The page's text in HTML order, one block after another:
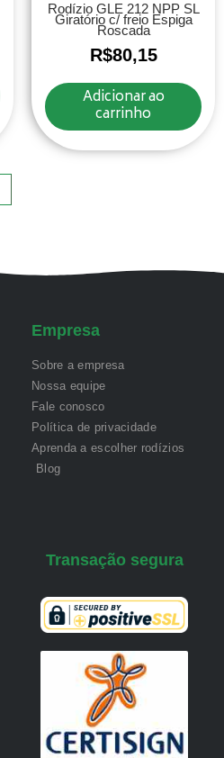
Rodízio GLE 212 NPP SL
Giratório c/ freio Espiga
Roscada
R$80,15
Adicionar ao
carrinho
Empresa
Sobre a empresa
Nossa equipe
Fale conosco
Política de privacidade
Aprenda a escolher rodízios
Blog
Transação segura